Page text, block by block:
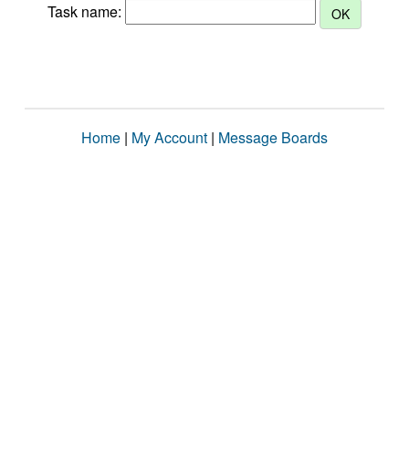
Task name:
Home | My Account | Message Boards